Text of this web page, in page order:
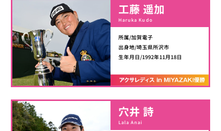
工藤 遥加
Haruka Kudo
所属/加賀電子
出身地/埼玉県所沢市
生年月日/1992年11月18日
穴井 詩
Lala Anai